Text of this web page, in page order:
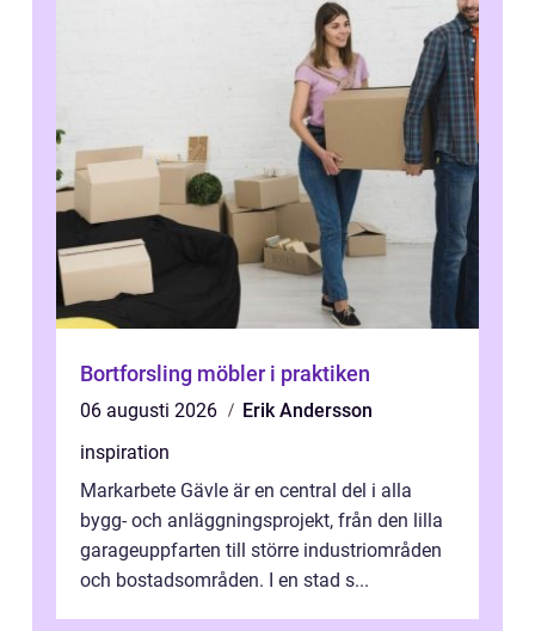
Bortforsling möbler i praktiken
06 augusti 2026
Erik Andersson
inspiration
Markarbete Gävle är en central del i alla
bygg- och anläggningsprojekt, från den lilla
garageuppfarten till större industriområden
och bostadsområden. I en stad s...